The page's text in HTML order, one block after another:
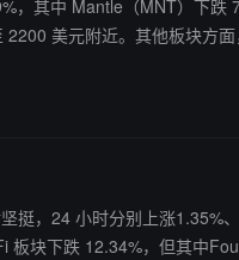
其中 Mantle（MNT）下
挺，24 小时分别上涨